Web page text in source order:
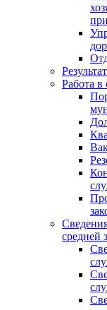
Работа в
средней